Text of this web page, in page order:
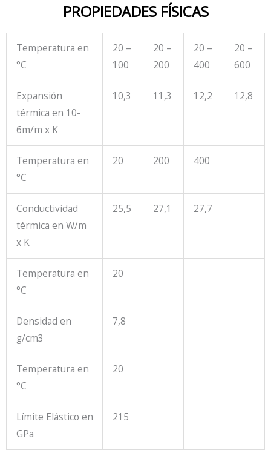
PROPIEDADES FÍSICAS
Temperatura en
°C
20 –
100
20 –
200
20 –
400
20 –
600
Expansión
térmica en 10-
6m/m x K
10,3 11,3 12,2 12,8
Temperatura en
°C
20 200 400
Conductividad
térmica en W/m
x K
25,5 27,1 27,7
Temperatura en
°C
20
Densidad en
g/cm3
7,8
Temperatura en
°C
20
Límite Elástico en
GPa
215